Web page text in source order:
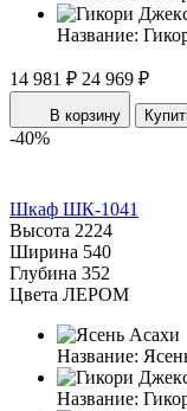
Название:
14 981 ₽ 24 969 ₽
В корзину
-40%
Шкаф ШК-1041
Высота 2224
Ширина 540
Глубина 352
Цвета ЛЕРОМ
Название:
Название: